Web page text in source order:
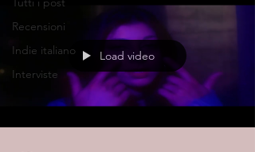
Recensioni
Indie italiano
Interviste
Load video